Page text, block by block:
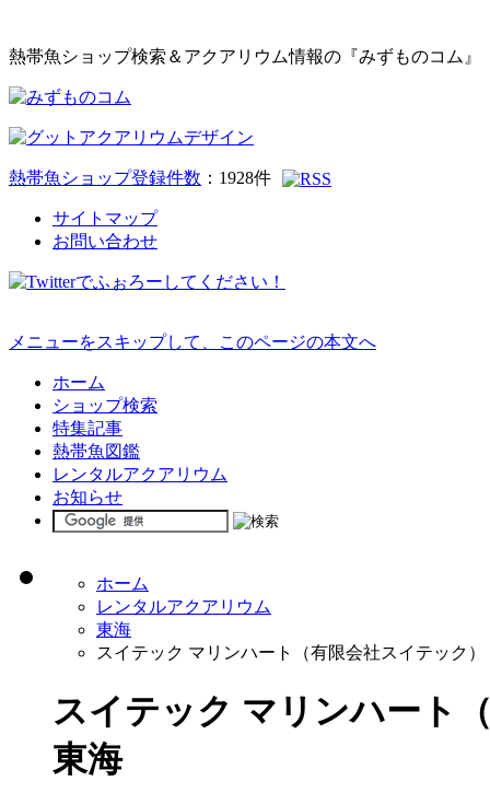
熱帯魚ショップ検索＆アクアリウム情報の『みずものコム』
熱帯魚ショップ登録件数 ： 1928件
サイトマップ
お問い合わせ
メニューをスキップして、このページの本文へ
ホーム
ショップ検索
特集記事
熱帯魚図鑑
レンタルアクアリウム
お知らせ
ホーム
レンタルアクアリウム
東海
スイテック マリンハート（有限会社スイテック）
スイテック マリンハート
東海